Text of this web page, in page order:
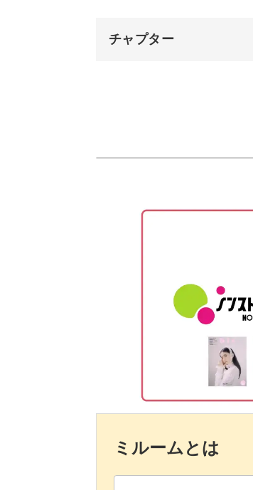
栄養価の高いナッツとこ
罪悪感なく食べられるの
乳製品のアレルギーを持
お菓子作り初心者
お菓子作りに興味はある
この講座は、そんな方に
チャプター
土台を型に詰める
ケーキの材料を混ぜて
クランベリーをのせる
型から出して切る
ミルームとは